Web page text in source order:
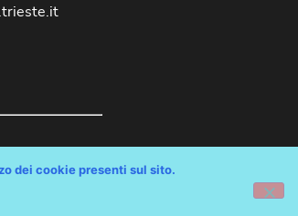
dei cookie presenti sul sito.